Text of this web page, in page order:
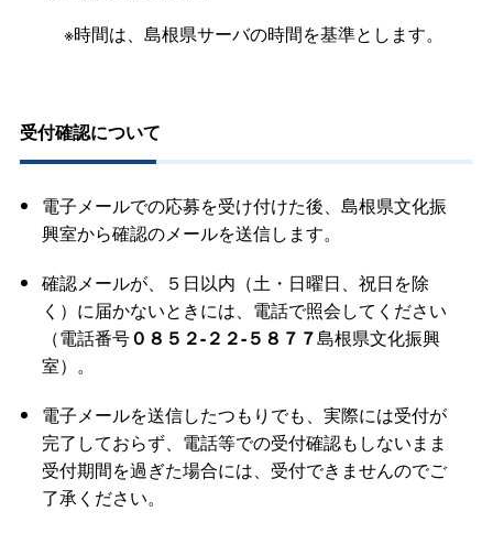
※時間は、島根県サーバの時間を基準とします。
受付確認について
電子メールでの応募を受け付けた後、島根県文化振
興室から確認のメールを送信します。
確認メールが、５日以内（土・日曜日、祝日を除
く）に届かないときには、電話で照会してください
（電話番号０８５２-２２-５８７７島根県文化振興
室）。
電子メールを送信したつもりでも、実際には受付が
完了しておらず、電話等での受付確認もしないまま
受付期間を過ぎた場合には、受付できませんのでご
了承ください。